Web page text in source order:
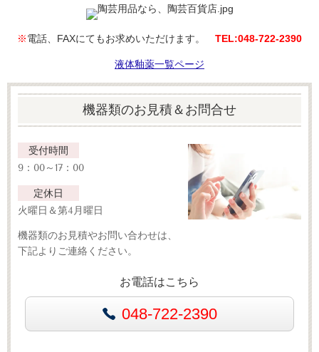
※電話、FAXにてもお求めいただけます。 TEL:048‐722‐2390
液体釉薬一覧ページ
機器類のお見積＆お問合せ
受付時間
9：00～17：00
定休日
火曜日＆第4月曜日
機器類のお見積やお問い合わせは、
下記よりご連絡ください。
お電話はこちら
048-722-2390